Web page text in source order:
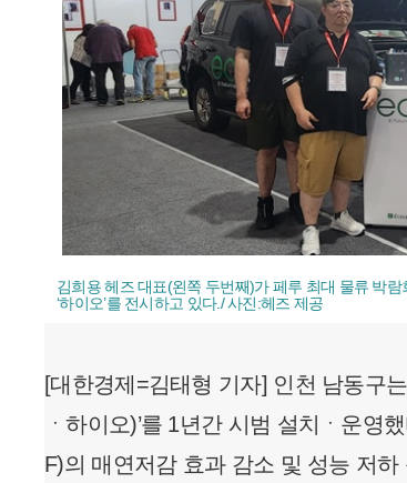
김희용 헤즈 대표(왼쪽 두번째)가 페루 최대 물류 박
‘하이오’를 전시하고 있다./ 사진:헤즈 제공
[대한경제=김태형 기자] 인천 남동구
ㆍ하이오)’를 1년간 시범 설치ㆍ운영
F)의 매연저감 효과 감소 및 성능 저